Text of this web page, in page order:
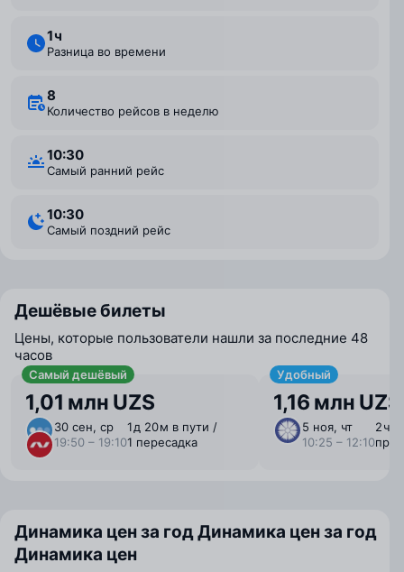
1 ⁠ч
Разница во времени
8
Количество рейсов в неделю
10:30
Самый ранний рейс
10:30
Самый поздний рейс
Дешёвые билеты
Цены, которые пользователи нашли за последние 48
часов
Самый дешёвый
1,01 млн UZS
30 сен, ср
19:50 – 19:10
1 ⁠д 20 ⁠м в пути /
1 пересадка
Удобный
1,16 млн UZS
5 ноя, чт
10:25 – 12:10
2 ⁠ч
Динамика цен за годДинамика цен за год
Динамика цен